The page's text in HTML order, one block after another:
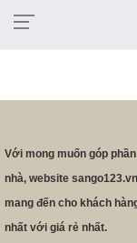
Với mong muốn góp
nhà, website
mang đến cho khách
nhất với giá rẻ nhất.